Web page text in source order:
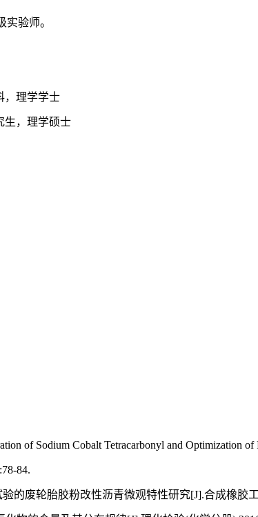
验师。
，理学学士
生，理学硕士
of Sodium Cobalt Tetracarbonyl and Optimization
84.
的废轮胎胶粉改性沥青微观特性研究[J].合成橡胶工